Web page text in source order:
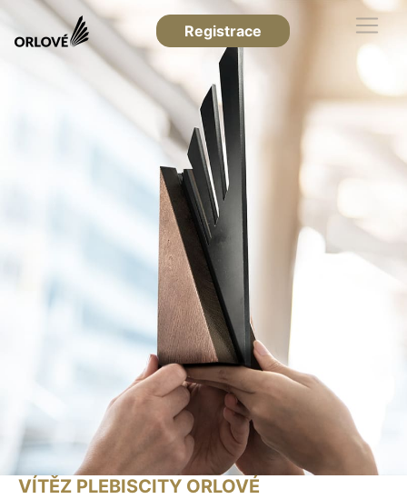
Registrace
VÍTĚZ PLEBISCITY ORLOVÉ